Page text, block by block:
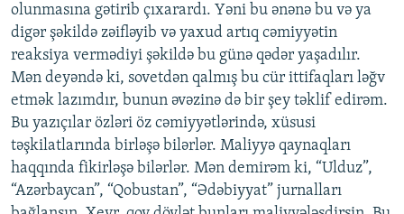
olunmasına gətirib çıxarardı. Yəni bu ənənə bu və ya
digər şəkildə zəifləyib və yaxud artıq cəmiyyətin
reaksiya vermədiyi şəkildə bu günə qədər yaşadılır.
Mən deyəndə ki, sovetdən qalmış bu cür ittifaqları ləğv
etmək lazımdır, bunun əvəzinə də bir şey təklif edirəm.
Bu yazıçılar özləri öz cəmiyyətlərində, xüsusi
təşkilatlarında birləşə bilərlər. Maliyyə qaynaqları
haqqında fikirləşə bilərlər. Mən demirəm ki, “Ulduz”,
“Azərbaycan”, “Qobustan”, “Ədəbiyyat” jurnalları